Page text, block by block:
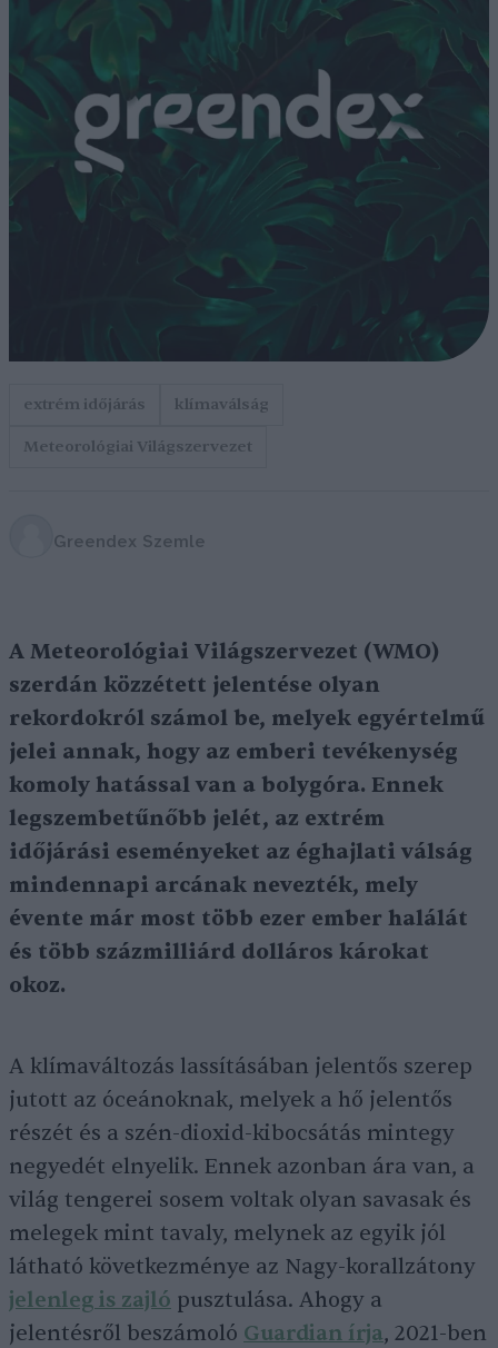
extrém időjárás
klímaválság
Meteorológiai Világszervezet
Greendex Szemle
A Meteorológiai Világszervezet (WMO)
szerdán közzétett jelentése olyan
rekordokról számol be, melyek egyértelmű
jelei annak, hogy az emberi tevékenység
komoly hatással van a bolygóra. Ennek
legszembetűnőbb jelét, az extrém
időjárási eseményeket az éghajlati válság
mindennapi arcának nevezték, mely
évente már most több ezer ember halálát
és több százmilliárd dolláros károkat
okoz.
A klímaváltozás lassításában jelentős szerep
jutott az óceánoknak, melyek a hő jelentős
részét és a szén-dioxid-kibocsátás mintegy
negyedét elnyelik. Ennek azonban ára van, a
világ tengerei sosem voltak olyan savasak és
melegek mint tavaly, melynek az egyik jól
látható következménye az Nagy-korallzátony
jelenleg is zajló pusztulása. Ahogy a
jelentésről beszámoló Guardian írja, 2021-ben